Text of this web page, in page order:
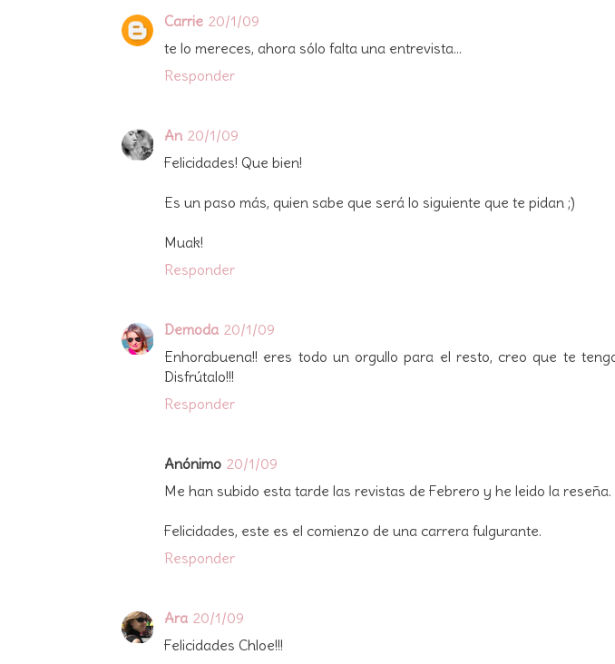
Carrie 20/1/09
te lo mereces, ahora sólo falta una entrevista...
Responder
An 20/1/09
Felicidades! Que bien!
Es un paso más, quien sabe que será lo siguiente que te pidan ;)
Muak!
Responder
Demoda 20/1/09
Enhorabuena!! eres todo un orgullo para el resto, creo que te
Disfrútalo!!!
Responder
Anónimo 20/1/09
Me han subido esta tarde las revistas de Febrero y he leido la reseña.
Felicidades, este es el comienzo de una carrera fulgurante.
Responder
Ara 20/1/09
Felicidades Chloe!!!